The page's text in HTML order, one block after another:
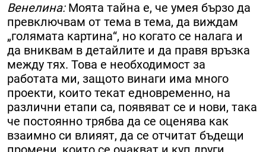
Венелина: Моята тайна е, че умея бързо да
превключвам от тема в тема, да виждам
„голямата картина“, но когато се налага и
да вниквам в детайлите и да правя връзка
между тях. Това е необходимост за
работата ми, защото винаги има много
проекти, които текат едновременно, на
различни етапи са, появяват се и нови, така
че постоянно трябва да се оценява как
взаимно си влияят, да се отчитат бъдещи